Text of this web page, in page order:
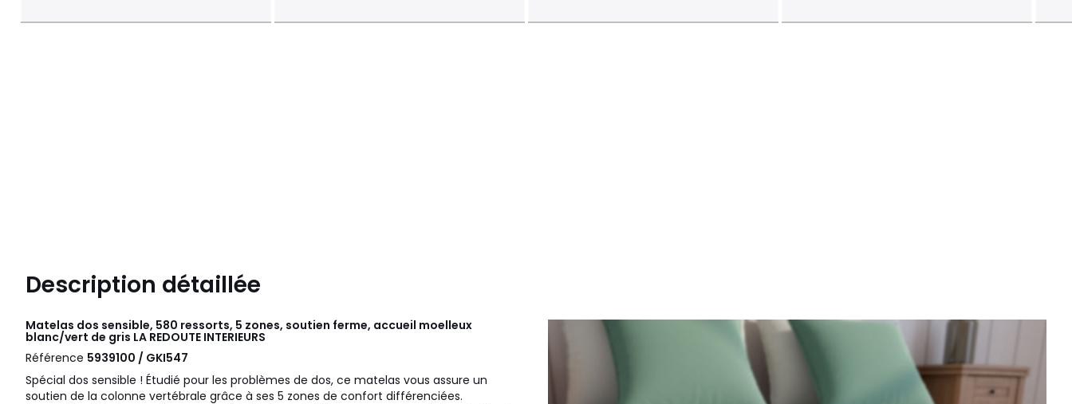
Description détaillée
Matelas dos sensible, 580 ressorts, 5 zones, soutien ferme, accueil moelleux
blanc/vert de gris LA REDOUTE INTERIEURS
Référence 5939100 / GKI547
Spécial dos sensible ! Étudié pour les problèmes de dos, ce matelas vous assure un
soutien de la colonne vertébrale grâce à ses 5 zones de confort différenciées.